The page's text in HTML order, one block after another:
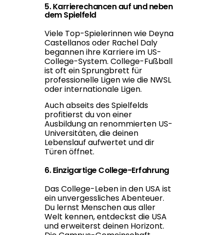
5. Karrierechancen auf und neben
dem Spielfeld
Viele Top-Spielerinnen wie Deyna
Castellanos oder Rachel Daly
begannen ihre Karriere im US-
College-System. College-Fußball
ist oft ein Sprungbrett für
professionelle Ligen wie die NWSL
oder internationale Ligen.
Auch abseits des Spielfelds
profitierst du von einer
Ausbildung an renommierten US-
Universitäten, die deinen
Lebenslauf aufwertet und dir
Türen öffnet.
6. Einzigartige College-Erfahrung
Das College-Leben in den USA ist
ein unvergessliches Abenteuer.
Du lernst Menschen aus aller
Welt kennen, entdeckst die USA
und erweiterst deinen Horizont.